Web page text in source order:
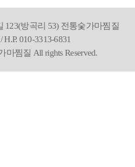
123(방곡리 53) 전통숯가마찜질
H.P. 010-3313-6831
마찜질 All rights Reserved.